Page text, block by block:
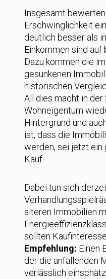
Insgesamt
Erschwinglichkeit
deutlich besser als
Einkommen sind
Dazu kommen die
gesunkenen
historischen
All dies macht in der
Wohneigentum
Hintergrund und
ist, dass die
werden, sei jetzt ein
Kauf.
Dabei tun sich
älteren Immobilien
sollten
Empfehlung: Einen
der die anfallenden
verlässlich